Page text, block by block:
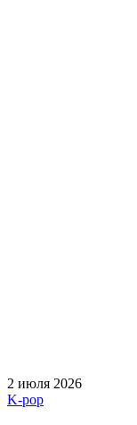
2 июля 2026
K-pop